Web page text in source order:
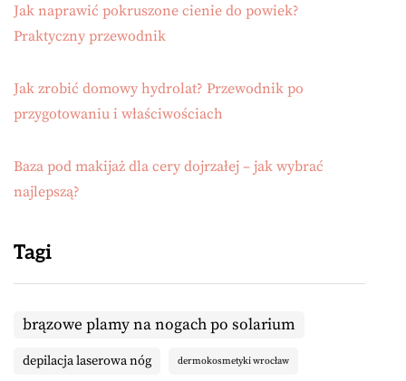
Jak naprawić pokruszone cienie do powiek?
Praktyczny przewodnik
Jak zrobić domowy hydrolat? Przewodnik po
przygotowaniu i właściwościach
Baza pod makijaż dla cery dojrzałej – jak wybrać
najlepszą?
Tagi
brązowe plamy na nogach po solarium
depilacja laserowa nóg dermokosmetyki wrocław